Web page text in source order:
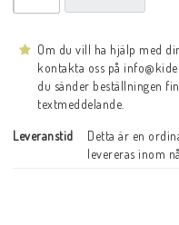
Om du vill ha hjälp med
kontakta oss på
du sänder beställningen
textmeddelande.
Leveranstid
Detta är en
levereras inom